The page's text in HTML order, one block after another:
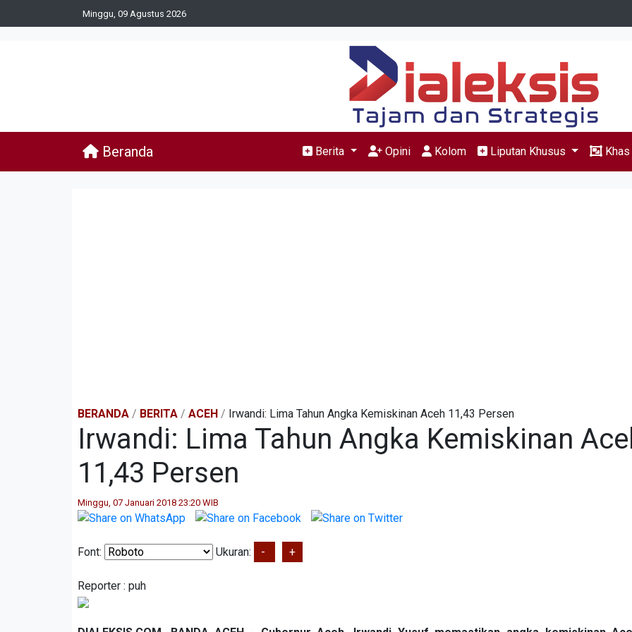
Minggu, 09 Agustus 2026
Beranda Berita Opini Kolom Liputan Khusus Khas
BERANDA / BERITA / ACEH / Irwandi: Lima Tahun Angka Kemiskinan Aceh 11,43 Persen
Irwandi: Lima Tahun Angka Kemiskinan
11,43 Persen
Minggu, 07 Januari 2018 23:20 WIB
Font: Ukuran: - +
Reporter : puh